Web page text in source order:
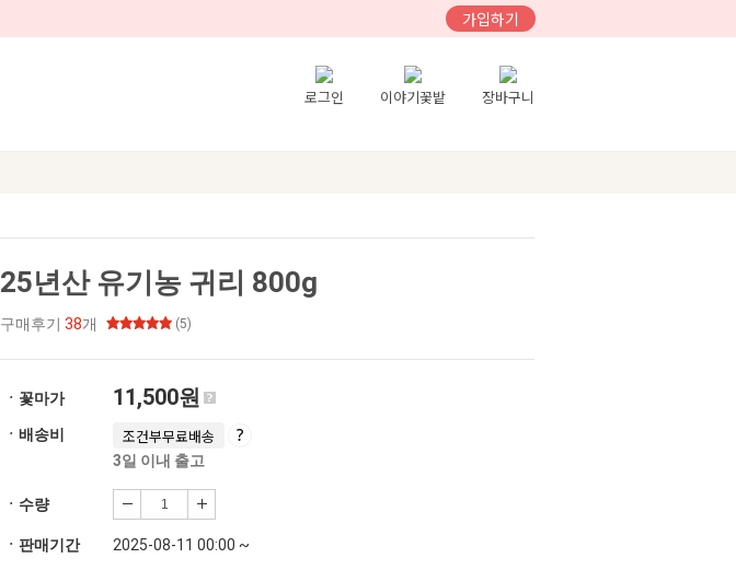
가입하기
로그인 이야기꽃밭 장바구니
25년산 유기농 귀리 800g
구매후기 38개 (5)
ㆍ꽃마가 11,500원
ㆍ배송비 조건부무료배송
3일 이내 출고
ㆍ수량
ㆍ판매기간
2025-08-11 00:00 ~